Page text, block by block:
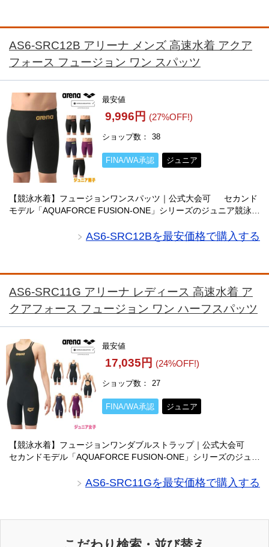
AS6-SRC12B アリーナ メンズ 高速水着 アクア
フォース フュージョン ワン スパッツ
最安値
9,996円 (27%OFF!)
ショップ数 38
FINA/WA承認 ジュニア
【競泳水着】フュージョンワンスパッツ｜公式大会可 セカンド
モデル「AQUAFORCE FUSION-ONE」シリーズのジュニア競泳水
のコンプレッショ・・・AS6-SRC12Bを最安価格で購入する
AS6-SRC11G アリーナ レディース 高速水着 ア
クアフォース フュージョン ワン ハーフスパッツ
最安値
17,035円 (24%OFF!)
ショップ数 27
FINA/WA承認 ジュニア
【競泳水着】フュージョンワンダブルストラップ｜公式大会可
セカンドモデル「AQUAFORCE FUSION-ONE」シリーズのジュニ
とダブルストラ・・・AS6-SRC11Gを最安価格で購入する
こだわり検索・並び替え